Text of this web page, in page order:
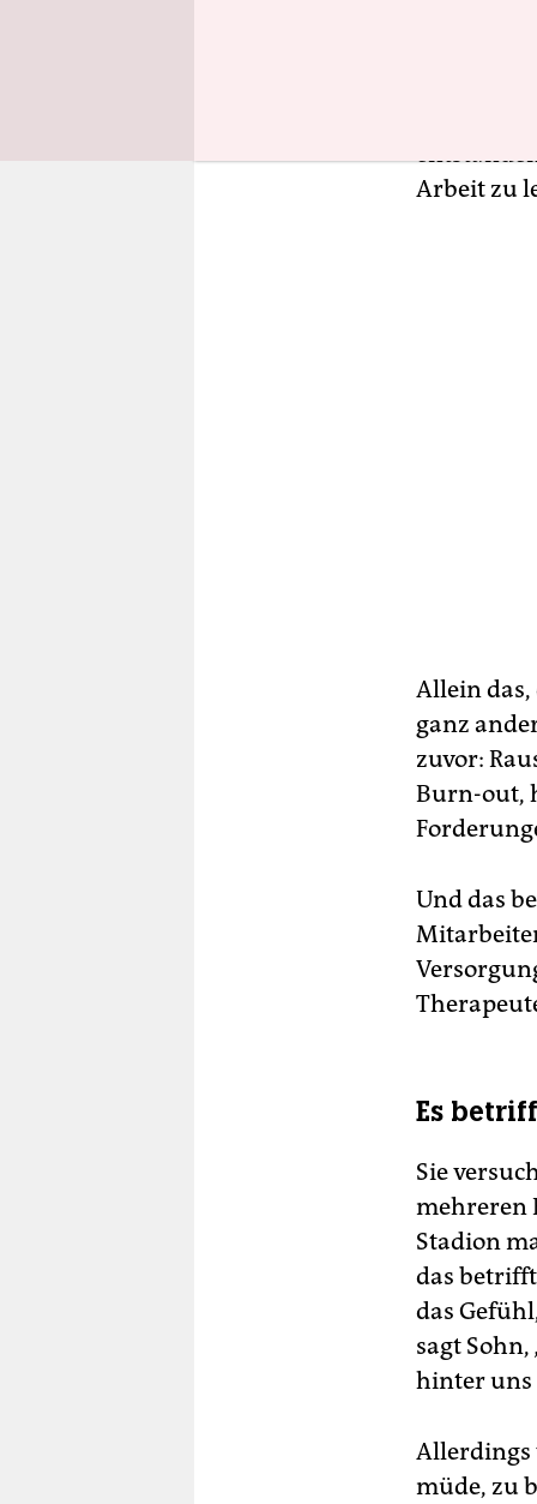
Dieses
Arbeit zu
Allein
ganz
zuvor:
Burn-out,
Und das
Es
Sie
mehreren
Stadion
das
das
sagt
hinter uns
Allerdings
müde, zu